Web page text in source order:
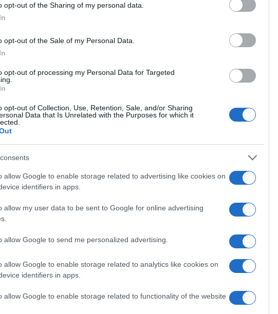
opt-out of the Sharing of my personal data.
opt-out of the Sale of my Personal Data.
opt-out of processing my Personal Data for Targeted
opt-out of Collection, Use, Retention, Sale, and/or Sharing
Data that Is Unrelated with the Purposes for which it
allow Google to enable storage related to advertising like cookies on
identifiers in apps.
allow my user data to be sent to Google for online advertising
allow Google to send me personalized advertising.
allow Google to enable storage related to analytics like cookies on
identifiers in apps.
allow Google to enable storage related to functionality of the website
di speranza
di baby KJ, la sua si chiama Muldoon. La
innovativo realizzato in collaborazione con
Questo intervento ha corretto una
le proteine. La terapia,
ha dimostrato non solo l’efficacia
con cui è stato possibile sviluppare un
chiesto quali altre vite possono essere
un iceberg di opportunità nel campo della
evoluzione che promette di portare sollievo a
di intervento replicabile? A questa
for Pediatric CRISPR Cures, diretto da
trattamenti personalizzati per altri bambini
e del sistema immunitario. La speranza è
sempre più comuni.